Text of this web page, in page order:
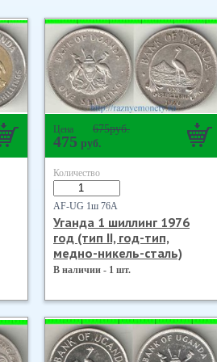
Цена 675руб.
475 руб.
Количество
AF-UG 1ш 76А
Уганда 1 шиллинг 1976
год (тип II, год-тип,
медно-никель-сталь)
В наличии - 1 шт.